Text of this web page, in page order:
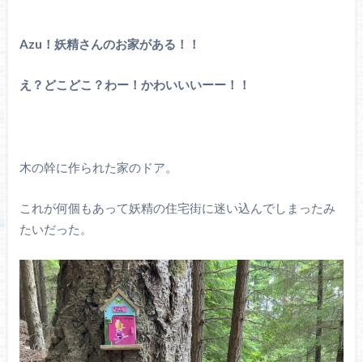
Azu！妖精さんのお家がある！！
え？どこどこ？わー！かわいいいーー！！
木の幹に作られた家のドア。
これが何個もあって妖精の住宅街に迷い込んでしまったみ
たいだった。